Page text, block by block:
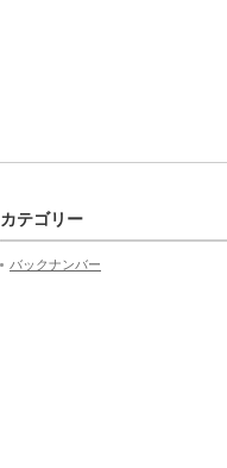
カテゴリー
バックナンバー